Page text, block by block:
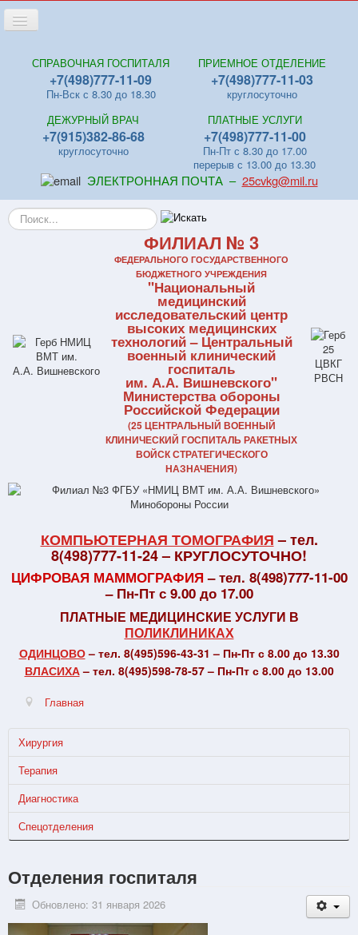
Переключить
навигацию
Новости
Отделения
Поликлиники
Контакты
СПРАВОЧНАЯ ГОСПИТАЛЯ
+7(498)777-11-09
Пн-Вск с 8.30 до 18.30
ПРИЕМНОЕ ОТДЕЛЕНИЕ
+7(498)777-11-03
круглосуточно
ДЕЖУРНЫЙ ВРАЧ
+7(915)382-86-68
круглосуточно
ПЛАТНЫЕ УСЛУГИ
+7(498)777-11-00
Пн-Пт с 8.30 до 17.00
перерыв с 13.00 до 13.30
ЭЛЕКТРОННАЯ ПОЧТА – 25cvkg@mil.ru
Искать...
ФИЛИАЛ № 3
ФЕДЕРАЛЬНОГО ГОСУДАРСТВЕННОГО
БЮДЖЕТНОГО УЧРЕЖДЕНИЯ
"Национальный
медицинский
исследовательский центр
высоких медицинских
технологий – Центральный
военный клинический
госпиталь
им. А.А. Вишневского"
Министерства обороны
Российской Федерации
(25 ЦЕНТРАЛЬНЫЙ ВОЕННЫЙ
КЛИНИЧЕСКИЙ ГОСПИТАЛЬ РАКЕТНЫХ
ВОЙСК СТРАТЕГИЧЕСКОГО
НАЗНАЧЕНИЯ)
КОМПЬЮТЕРНАЯ ТОМОГРАФИЯ– тел.
8(498)777-11-24 – КРУГЛОСУТОЧНО!
ЦИФРОВАЯ МАММОГРАФИЯ – тел. 8(498)777-11-00
– Пн-Пт с 9.00 до 17.00
ПЛАТНЫЕ МЕДИЦИНСКИЕ УСЛУГИ В
ПОЛИКЛИНИКАХ
ОДИНЦОВО– тел. 8(495)596-43-31 – Пн-Пт с 8.00 до 13.30
ВЛАСИХА– тел. 8(495)598-78-57 – Пн-Пт с 8.00 до 13.00
Главная
Хирургия
Терапия
Диагностика
Спецотделения
Отделения госпиталя
Обновлено: 31 января 2026